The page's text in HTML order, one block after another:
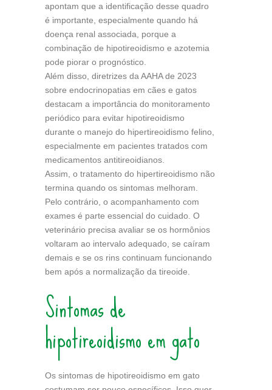
apontam que a identificação desse quadro
é importante, especialmente quando há
doença renal associada, porque a
combinação de hipotireoidismo e azotemia
pode piorar o prognóstico.
Além disso, diretrizes da AAHA de 2023
sobre endocrinopatias em cães e gatos
destacam a importância do monitoramento
periódico para evitar hipotireoidismo
durante o manejo do hipertireoidismo felino,
especialmente em pacientes tratados com
medicamentos antitireoidianos.
Assim, o tratamento do hipertireoidismo não
termina quando os sintomas melhoram.
Pelo contrário, o acompanhamento com
exames é parte essencial do cuidado. O
veterinário precisa avaliar se os hormônios
voltaram ao intervalo adequado, se caíram
demais e se os rins continuam funcionando
bem após a normalização da tireoide.
Sintomas de
hipotireoidismo em gato
Os sintomas de hipotireoidismo em gato